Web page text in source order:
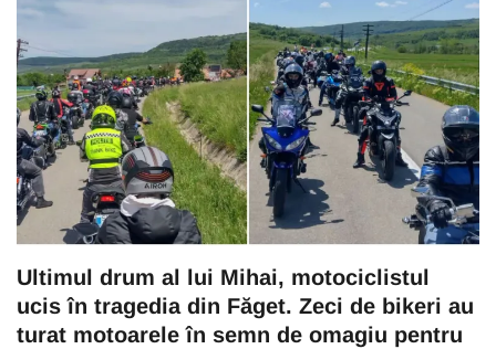
Ultimul drum al lui Mihai, motociclistul
ucis în tragedia din Făget. Zeci de bikeri au
turat motoarele în semn de omagiu pentru